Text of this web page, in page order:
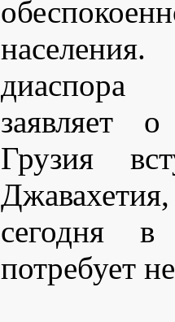
заявляет
Грузия
сегодня в
потребует